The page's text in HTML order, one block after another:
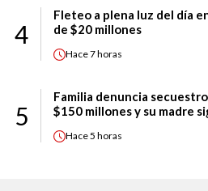
4
Fleteo a plena luz del día
de $20 millones
Hace7 horas
5
Familia denuncia
$150 millones y su madre
Hace5 horas